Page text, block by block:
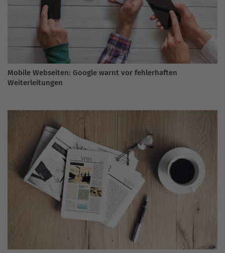
Mobile Webseiten: Google warnt vor fehlerhaften
Weiterleitungen